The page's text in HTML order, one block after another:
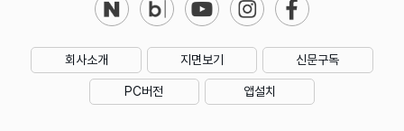
회사소개 지면보기 신문구독
PC버전 앱설치